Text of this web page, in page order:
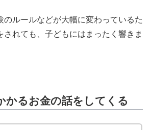
のルールなどが大幅に変わっているた
されても、子どもにはまったく響きま
かるお金の話をしてくる